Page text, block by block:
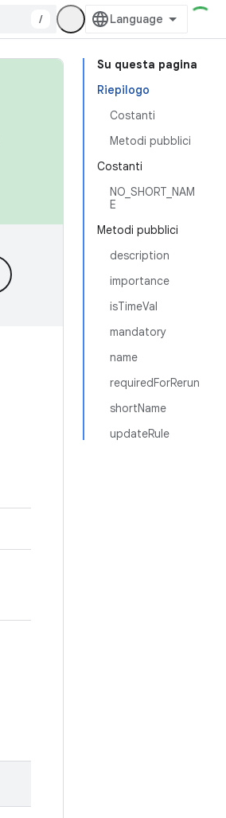
/
Su questa pagina
Riepilogo
Costanti
Metodi pubblici
Costanti
NO_SHORT_NAM
E
Metodi pubblici
description
importance
isTimeVal
mandatory
name
requiredForRerun
shortName
updateRule